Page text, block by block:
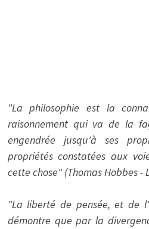
"La philosophie est la
raisonnement qui va de la
engendrée jusqu'à ses
propriétés constatées aux
cette chose" (Thomas Hobbes -
"La liberté de pensée, et de
démontre que par la